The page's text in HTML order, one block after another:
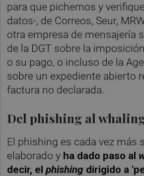
para que pichemos y
datos-, de Correos, Seur,
otra empresa de mensajería
de la DGT sobre la
o su pago, o incluso de la
sobre un expediente abierto
factura no declarada.
Del phishing al
El phishing es cada vez más
elaborado y ha dado paso al
decir, elphishing dirigido a